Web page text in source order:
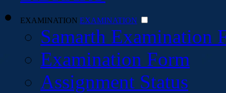
EXAMINATION EXAMINATION
Samarth Examination
Examination Form
Assignment Status